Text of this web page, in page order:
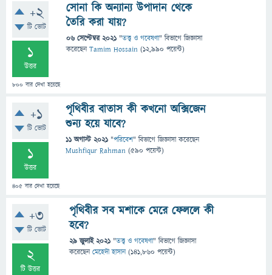
+2
টি ভোট
1
উত্তর
800 বার দেখা হয়েছে
সোনা কি অন্যান্য উপাদান থেকে
তৈরি করা যায়?
06 সেপ্টেম্বর 2021 "তত্ত্ব ও গবেষণা" বিভাগে জিজ্ঞাসা
করেছেনTamim Hossain (12,990 পয়েন্ট)
+1
টি ভোট
1
উত্তর
405 বার দেখা হয়েছে
পৃথিবীর বাতাস কী কখনো অক্সিজেন
শুন্য হয়ে যাবে?
11 অগাস্ট 2021 "পরিবেশ" বিভাগে জিজ্ঞাসাকরেছেন
Mushfiqur Rahman (590 পয়েন্ট)
+3
টি ভোট
2
টি উত্তর
পৃথিবীর সব মশাকে মেরে ফেললে কী
হবে?
29 জুলাই 2021 "তত্ত্ব ও গবেষণা" বিভাগে জিজ্ঞাসা
করেছেনমেহেদী হাসান (141,860 পয়েন্ট)